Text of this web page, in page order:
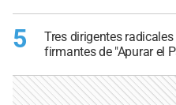
5
Tres dirigentes
firmantes de "Apurar el